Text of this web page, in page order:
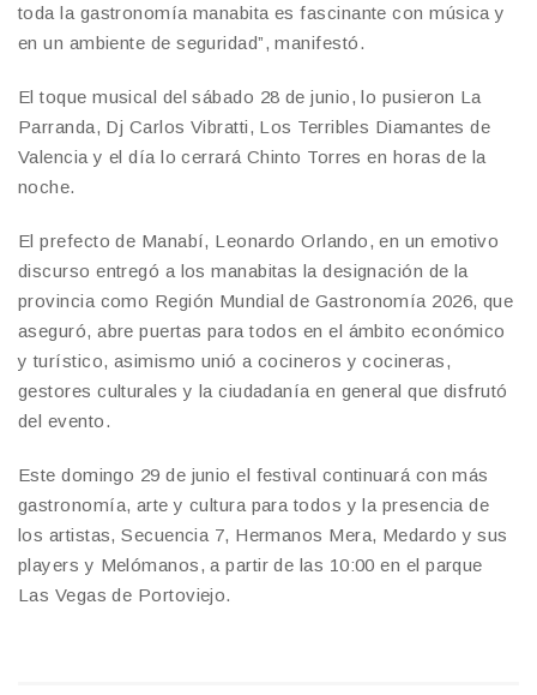
toda la gastronomía manabita es fascinante con música y
en un ambiente de seguridad”, manifestó.
El toque musical del sábado 28 de junio, lo pusieron La
Parranda, Dj Carlos Vibratti, Los Terribles Diamantes de
Valencia y el día lo cerrará Chinto Torres en horas de la
noche.
El prefecto de Manabí, Leonardo Orlando, en un emotivo
discurso entregó a los manabitas la designación de la
provincia como Región Mundial de Gastronomía 2026, que
aseguró, abre puertas para todos en el ámbito económico
y turístico, asimismo unió a cocineros y cocineras,
gestores culturales y la ciudadanía en general que disfrutó
del evento.
Este domingo 29 de junio el festival continuará con más
gastronomía, arte y cultura para todos y la presencia de
los artistas, Secuencia 7, Hermanos Mera, Medardo y sus
players y Melómanos, a partir de las 10:00 en el parque
Las Vegas de Portoviejo.